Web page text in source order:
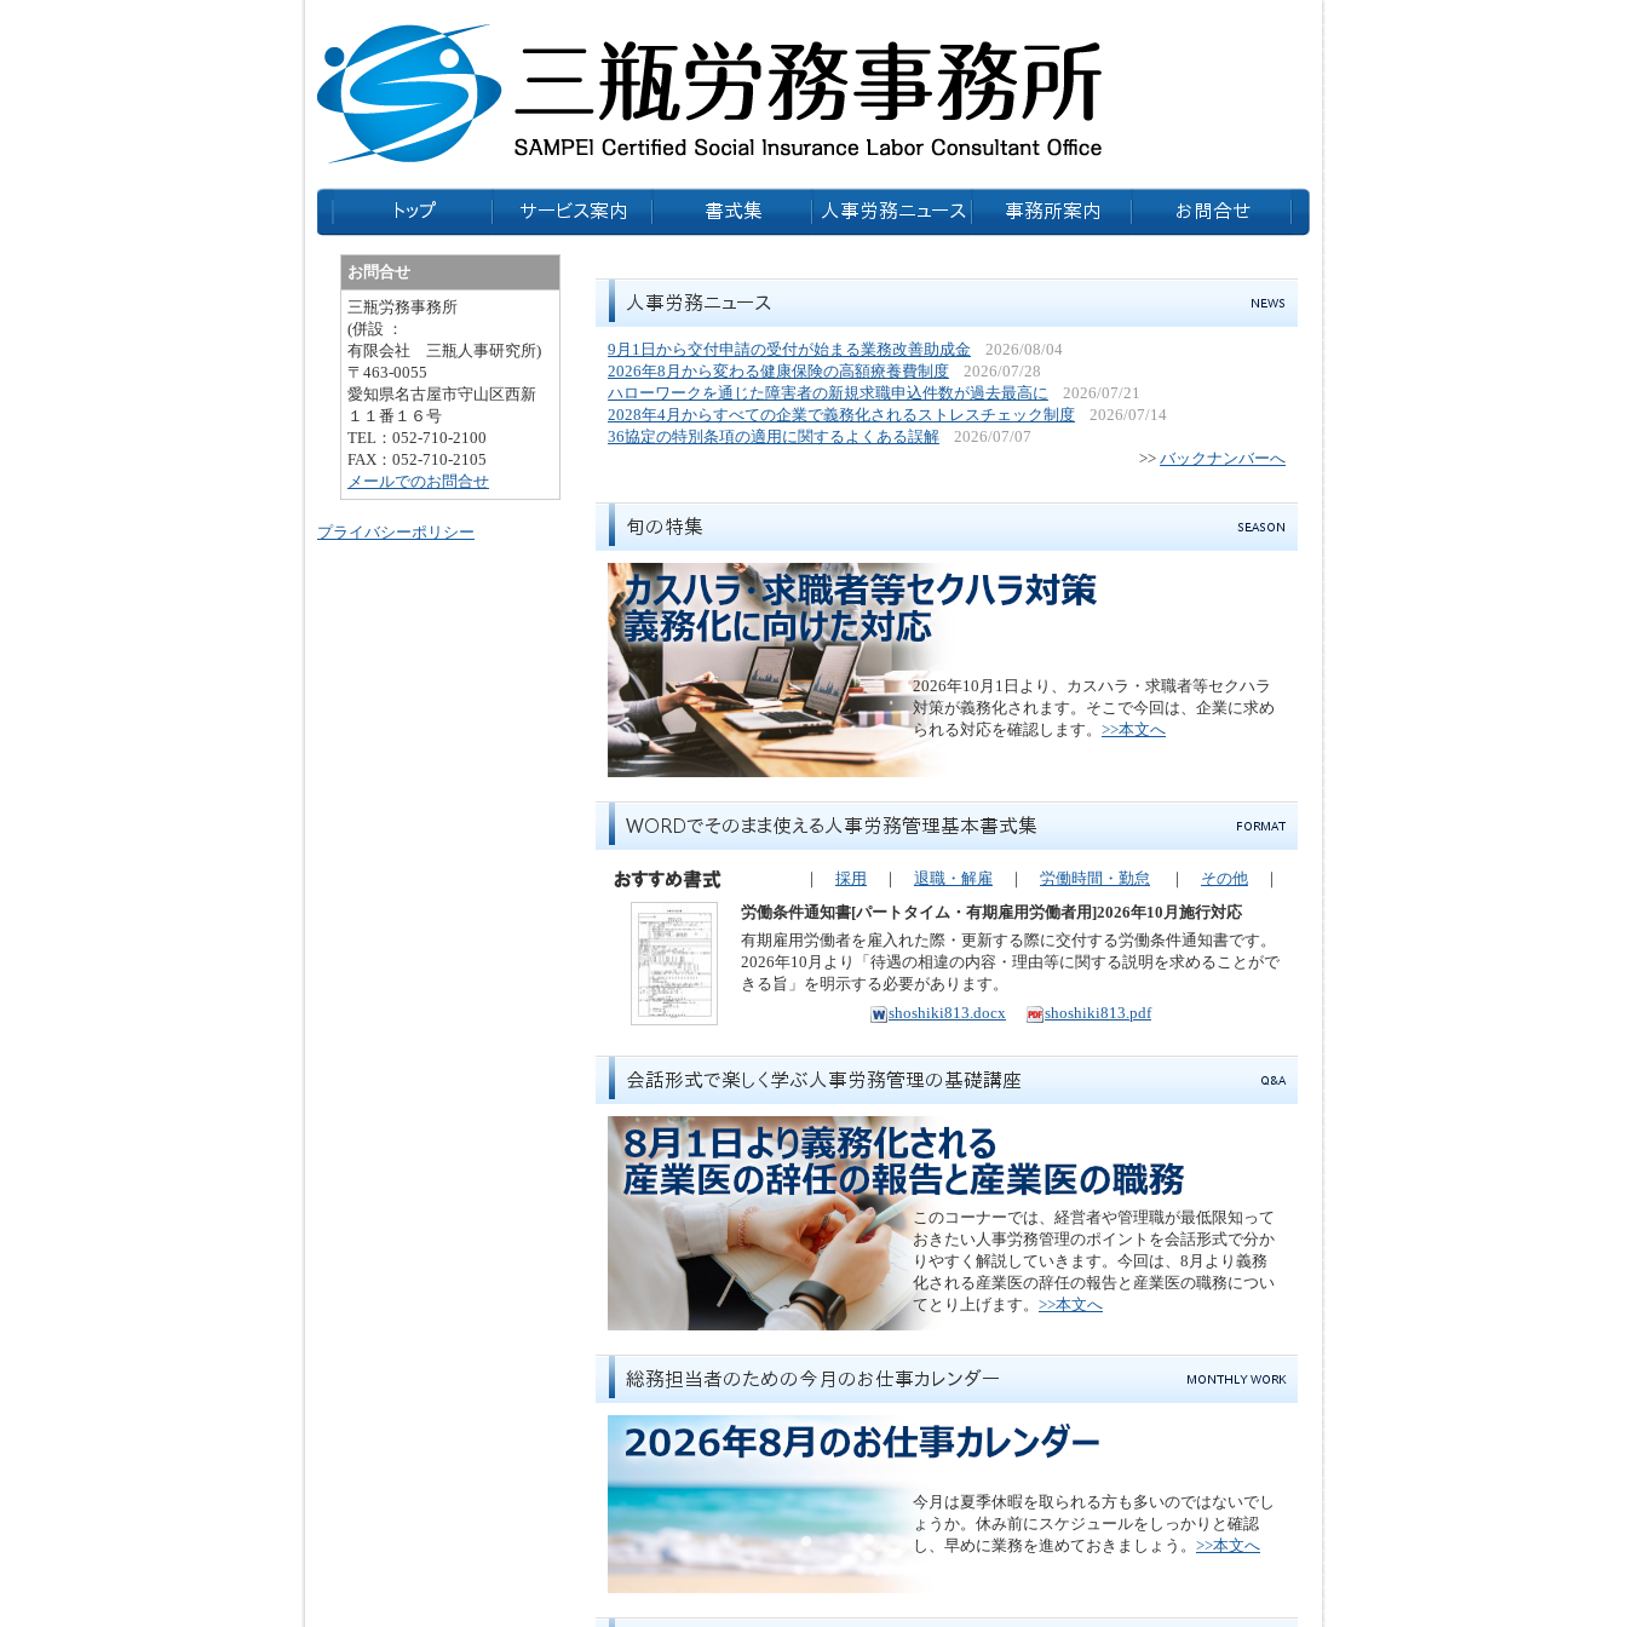
9月1日から交付申請の受付が始まる業務改善助成金
2026/08/04
2026年8月から変わる健康保険の高額療養費制度
2026/07/28
ハローワークを通じた障害者の新規求職申込件数が過去最高に
2026/07/21
2028年4月からすべての企業で義務化されるストレスチェック制度
2026/07/14
36協定の特別条項の適用に関するよくある誤解
2026/07/07
>> バックナンバーへ
2026年10月1日より、カスハラ・求職者等セクハラ
対策が義務化されます。そこで今回は、企業に求め
られる対応を確認します。 >>本文へ
｜ 採用 ｜ 退職・解雇 ｜ 労働時間・勤怠 ｜ その他 ｜
労働条件通知書[パートタイム・有期雇用労働者用]2026年10月施行対応
有期雇用労働者を雇入れた際・更新する際に交付する労働条件通知書です。
2026年10月より「待遇の相違の内容・理由等に関する説明を求めることがで
きる旨」を明示する必要があります。
shoshiki813.docx
shoshiki813.pdf
このコーナーでは、経営者や管理職が最低限知って
おきたい人事労務管理のポイントを会話形式で分か
りやすく解説していきます。今回は、8月より義務
化される産業医の辞任の報告と産業医の職務につい
てとり上げます。 >>本文へ
今月は夏季休暇を取られる方も多いのではないでし
ょうか。休み前にスケジュールをしっかりと確認
し、早めに業務を進めておきましょう。 >>本文へ
お問合せ
三瓶労務事務所
(併設 ：
有限会社 三瓶人事研究所)
〒463-0055
愛知県名古屋市守山区西新
１１番１６号
TEL：052-710-2100
FAX：052-710-2105
メールでのお問合せ
プライバシーポリシー